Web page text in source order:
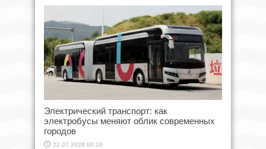
Электрический транспорт: как
электробусы меняют облик современных
городов
22.07.2026 00:16